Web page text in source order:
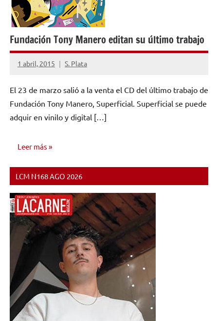
Fundación Tony Manero editan su último trabajo
1 abril, 2015 S. Plata
No
comentarios
El 23 de marzo salió a la venta el CD del último trabajo de
Fundación Tony Manero, Superficial. Superficial se puede
adquir en vinilo y digital […]
Leer más
NOTICIAS
LCM N168 AGO 2026